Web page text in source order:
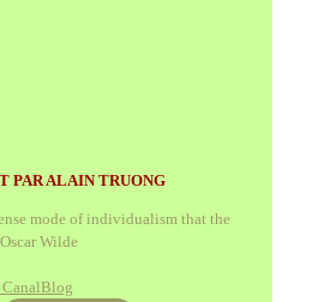
PAR ALAIN TRUONG
mode of individualism that the
Wilde
CanalBlog